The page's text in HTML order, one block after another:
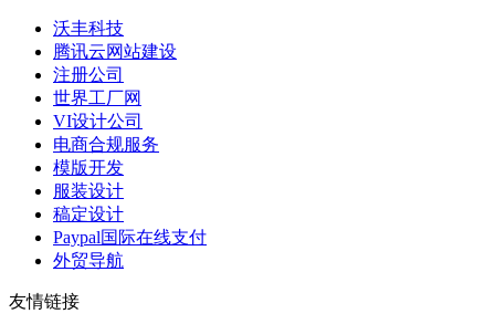
沃丰科技
腾讯云网站建设
注册公司
世界工厂网
VI设计公司
电商合规服务
模版开发
服装设计
稿定设计
Paypal国际在线支付
外贸导航
友情链接